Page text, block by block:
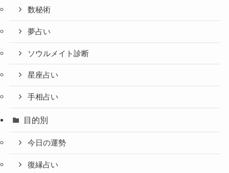
数秘術
夢占い
ソウルメイト診断
星座占い
手相占い
目的別
今日の運勢
復縁占い